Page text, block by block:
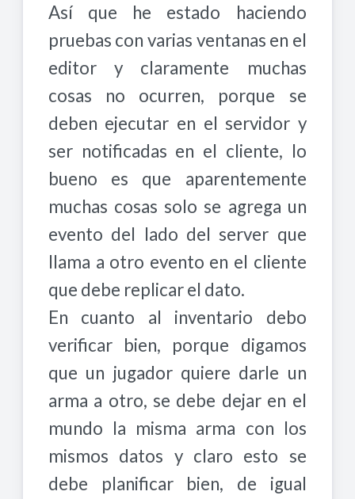
Así que he estado haciendo
pruebas con varias ventanas en el
editor y claramente muchas
cosas no ocurren, porque se
deben ejecutar en el servidor y
ser notificadas en el cliente, lo
bueno es que aparentemente
muchas cosas solo se agrega un
evento del lado del server que
llama a otro evento en el cliente
que debe replicar el dato.
En cuanto al inventario debo
verificar bien, porque digamos
que un jugador quiere darle un
arma a otro, se debe dejar en el
mundo la misma arma con los
mismos datos y claro esto se
debe planificar bien, de igual